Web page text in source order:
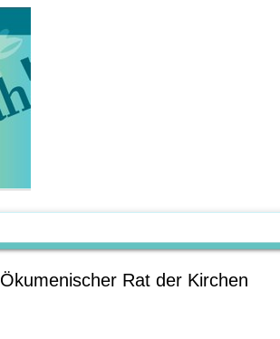
Ökumenischer Rat der Kirchen